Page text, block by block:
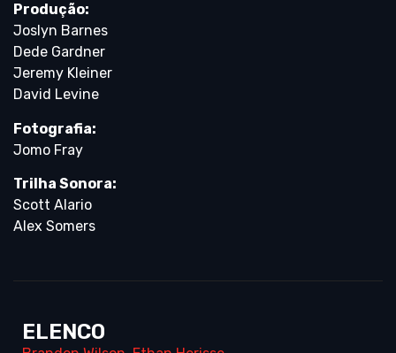
Produção:
Joslyn Barnes
Dede Gardner
Jeremy Kleiner
David Levine
Fotografia:
Jomo Fray
Trilha Sonora:
Scott Alario
Alex Somers
ELENCO